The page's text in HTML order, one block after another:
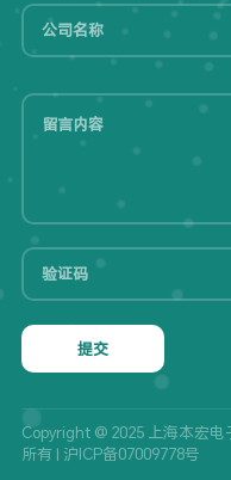
提交
Copyright @ 2025 上海本宏
所有 | 沪ICP备07009778号